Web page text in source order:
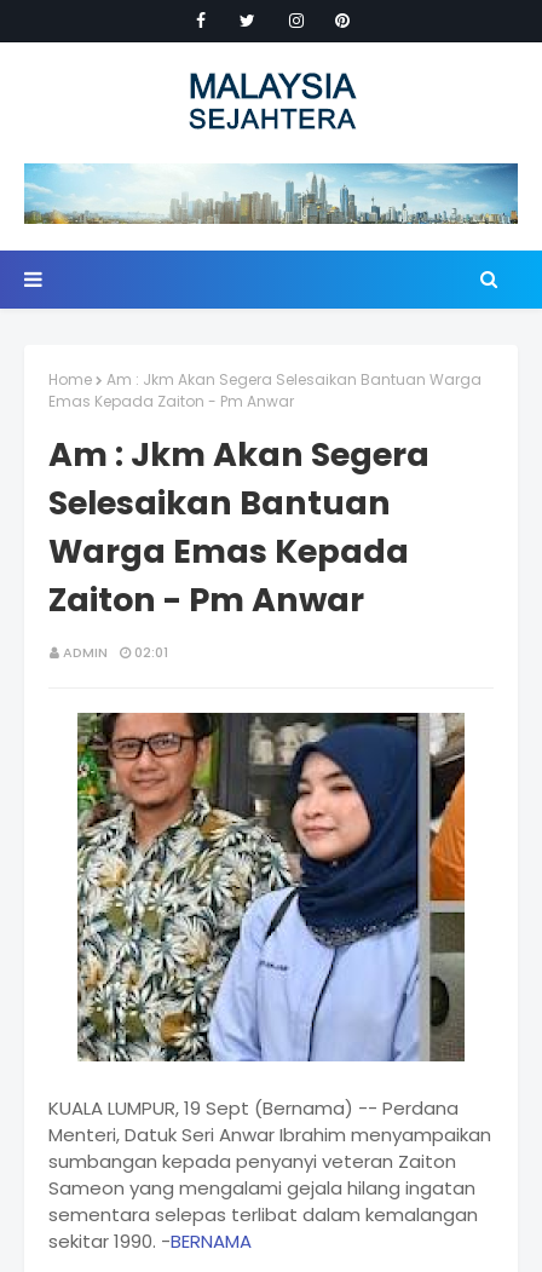
Home
Am : Jkm Akan Segera Selesaikan Bantuan Warga
Emas Kepada Zaiton - Pm Anwar
Am : Jkm Akan Segera
Selesaikan Bantuan
Warga Emas Kepada
Zaiton - Pm Anwar
ADMIN 02:01
KUALA LUMPUR, 19 Sept (Bernama) -- Perdana
Menteri, Datuk Seri Anwar Ibrahim menyampaikan
sumbangan kepada penyanyi veteran Zaiton
Sameon yang mengalami gejala hilang ingatan
sementara selepas terlibat dalam kemalangan
sekitar 1990. -BERNAMA